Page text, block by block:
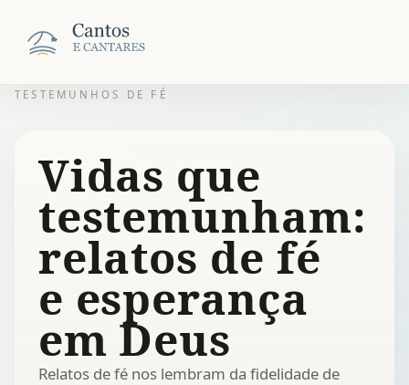
TESTEMUNHOS DE FÉ
Vidas que
testemunham:
relatos de fé
e esperança
em Deus
Relatos de fé nos lembram da fidelidade de